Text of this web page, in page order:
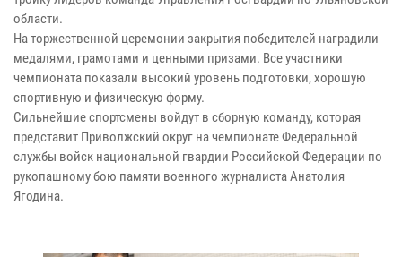
области.
На торжественной церемонии закрытия победителей наградили
медалями, грамотами и ценными призами. Все участники
чемпионата показали высокий уровень подготовки, хорошую
спортивную и физическую форму.
Сильнейшие спортсмены войдут в сборную команду, которая
представит Приволжский округ на чемпионате Федеральной
службы войск национальной гвардии Российской Федерации по
рукопашному бою памяти военного журналиста Анатолия
Ягодина.